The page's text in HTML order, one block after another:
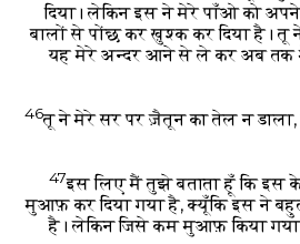
दिया। लेकिन इस ने मेरे पाँओ को
बालों से पोंछ कर ख़ुश्क कर दिया है। तू
यह मेरे अन्दर आने से ले कर अब तक
46तू ने मेरे सर पर ज़ैतून का तेल न
47इस लिए मैं तुझे बताता हूँ कि इस
मुआफ़ कर दिया गया है, क्यूँकि इस ने
है। लेकिन जिसे कम मुआफ़ किया